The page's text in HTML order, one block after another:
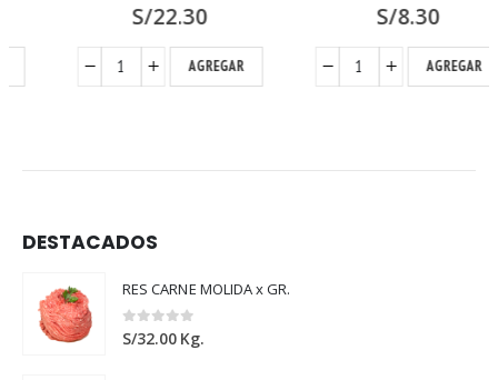
22.30
AGREGAR
8.30
AGREGAR
DESTACADOS
RES CARNE MOLIDA x GR.
0out of 5
S/32.00 Kg.